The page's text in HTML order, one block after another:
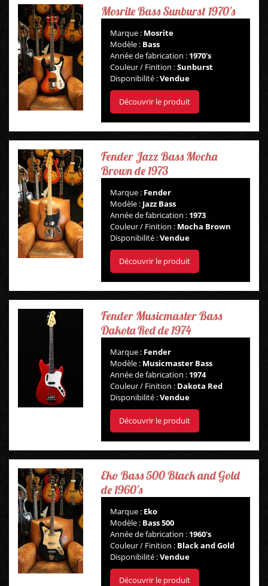
Mosrite Bass Sunburst 1970's
Marque : Mosrite
Modèle : Bass
Année de fabrication : 1970's
Couleur / Finition :Sunburst
Disponibilité :Vendue
Découvrir le produit
Fender Jazz Bass Mocha
Brown de 1973
Marque : Fender
Modèle : Jazz Bass
Année de fabrication : 1973
Couleur / Finition : Mocha Brown
Disponibilité :Vendue
Découvrir le produit
Fender Musicmaster Bass
Dakota Red de 1974
Marque : Fender
Modèle : Musicmaster Bass
Année de fabrication : 1974
Couleur / Finition : Dakota Red
Disponibilité :Vendue
Découvrir le produit
Eko Bass 500 Black and Gold
de 1960's
Marque : Eko
Modèle : Bass 500
Année de fabrication : 1960's
Couleur / Finition : Black and Gold
Disponibilité :Vendue
Découvrir le produit